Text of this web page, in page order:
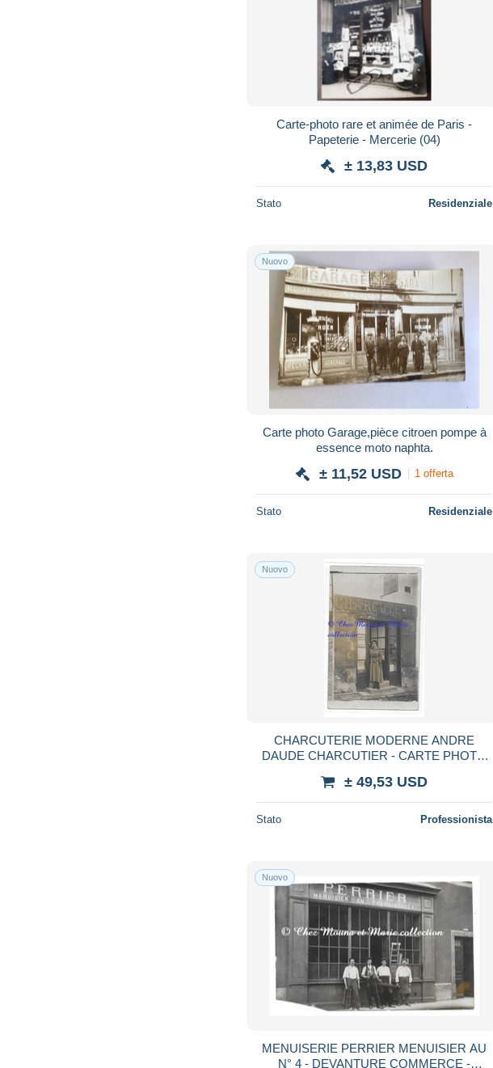
Carte-photo rare et animée de Paris -
Papeterie - Mercerie (04)
± 13,83 USD
Stato Residenziale
Nuovo
Carte photo Garage,pièce citroen pompe à
essence moto naphta.
± 11,52 USD 1 offerta
Stato Residenziale
Nuovo
CHARCUTERIE MODERNE ANDRE
DAUDE CHARCUTIER - CARTE PHOTO
± 49,53 USD
Stato Professionista
Nuovo
MENUISERIE PERRIER MENUISIER AU
N° 4 - DEVANTURE COMMERCE -